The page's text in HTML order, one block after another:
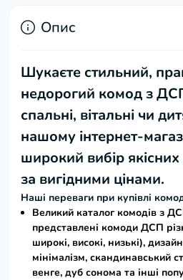
Опис
Шукаєте стильний,
недорогий комод з
спальні, вітальні чи
нашому інтернет-
широкий вибір якісних
за вигідними цінами.
Наші переваги при купівлі
Великий каталог комодів з
представлені комоди ДСП
широкі, високі, низькі),
мінімалізм, скандинавський
венге, дуб сонома та інші